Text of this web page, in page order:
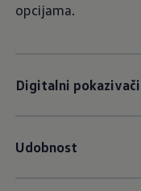
opcijama.
Digitalni pokazivači
Udobnost